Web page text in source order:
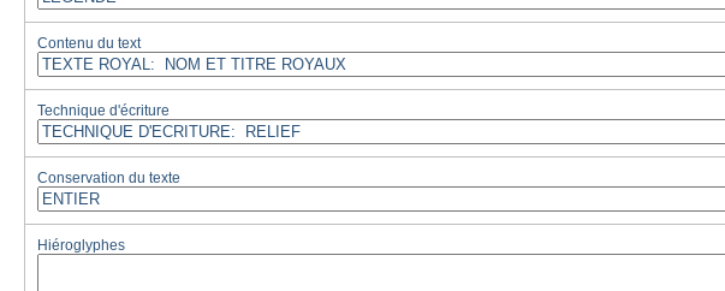
Contenu du text
Technique d'écriture
Conservation du texte
Hiéroglyphes